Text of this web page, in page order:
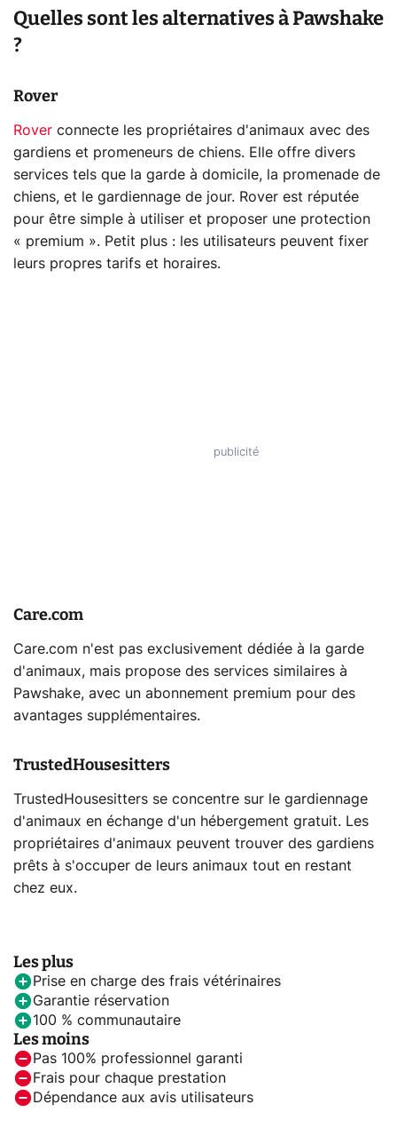
Quelles sont les alternatives à Pawshake
?
Rover
Rover connecte les propriétaires d'animaux avec des
gardiens et promeneurs de chiens. Elle offre divers
services tels que la garde à domicile, la promenade de
chiens, et le gardiennage de jour. Rover est réputée
pour être simple à utiliser et proposer une protection
« premium ». Petit plus : les utilisateurs peuvent fixer
leurs propres tarifs et horaires.
Care.com
Care.com n'est pas exclusivement dédiée à la garde
d'animaux, mais propose des services similaires à
Pawshake, avec un abonnement premium pour des
avantages supplémentaires.
TrustedHousesitters
TrustedHousesitters se concentre sur le gardiennage
d'animaux en échange d'un hébergement gratuit. Les
propriétaires d'animaux peuvent trouver des gardiens
prêts à s'occuper de leurs animaux tout en restant
chez eux.
Les plus
Prise en charge des frais vétérinaires
Garantie réservation
100 % communautaire
Les moins
Pas 100% professionnel garanti
Frais pour chaque prestation
Dépendance aux avis utilisateurs